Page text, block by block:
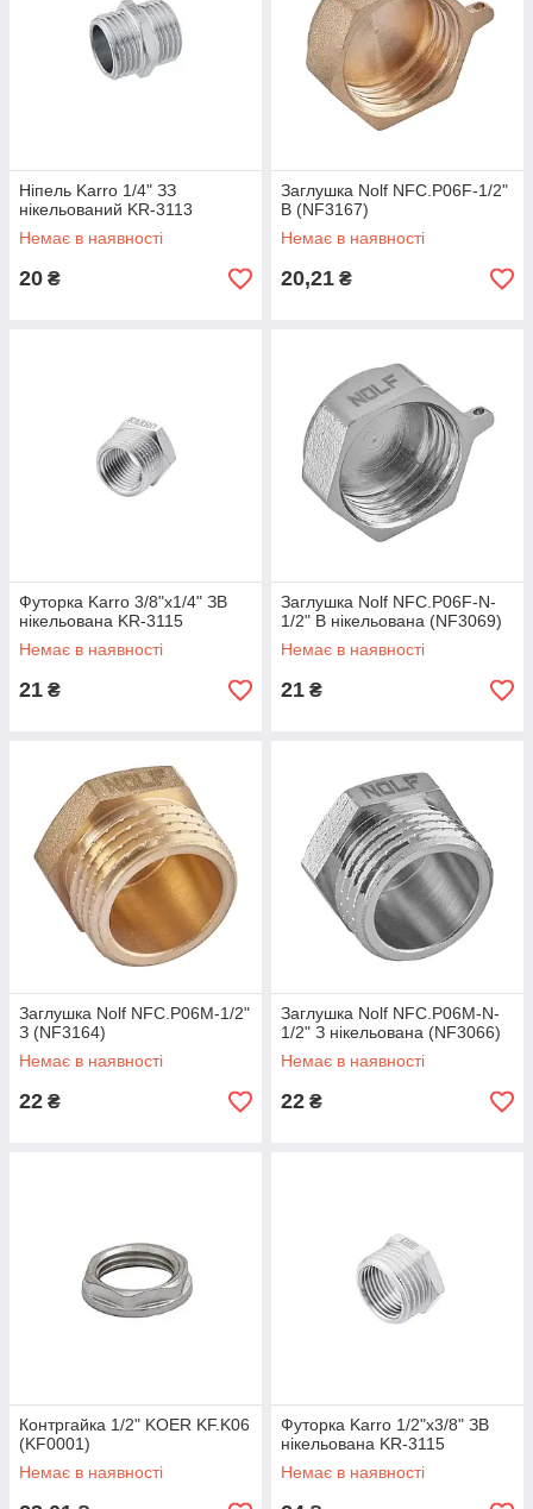
Ніпель Karro 1/4" ЗЗ
нікельований KR-3113
Немає в наявності
20 ₴
Заглушка Nolf NFC.P06F-1/2"
В (NF3167)
Немає в наявності
20,21 ₴
Футорка Karro 3/8"х1/4" ЗВ
нікельована KR-3115
Немає в наявності
21 ₴
Заглушка Nolf NFC.P06F-N-
1/2" В нікельована (NF3069)
Немає в наявності
21 ₴
Заглушка Nolf NFC.P06M-1/2"
З (NF3164)
Немає в наявності
22 ₴
Заглушка Nolf NFC.P06M-N-
1/2" З нікельована (NF3066)
Немає в наявності
22 ₴
Контргайка 1/2" KOER KF.K06
(KF0001)
Немає в наявності
Футорка Karro 1/2"х3/8" ЗВ
нікельована KR-3115
Немає в наявності